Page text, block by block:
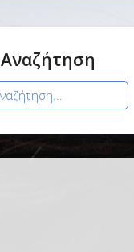
Αναζήτηση